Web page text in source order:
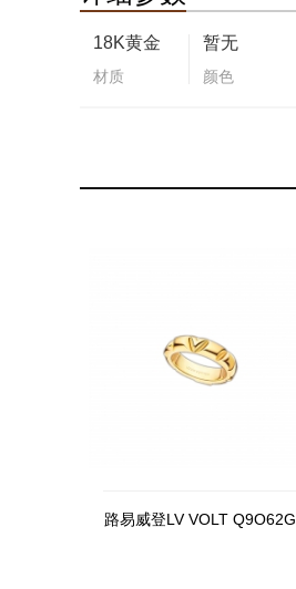
18K黄金
材质
暂无
颜色
路易威登LV VOLT Q9O62G